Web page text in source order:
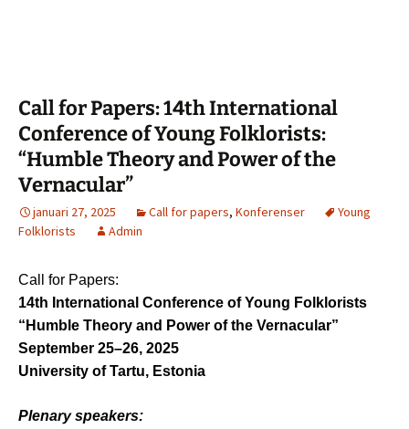
Call for Papers: 14th International
Conference of Young Folklorists:
“Humble Theory and Power of the
Vernacular”
januari 27, 2025 Call for papers, Konferenser
Young
Folklorists
Admin
Call for Papers:
14th International Conference of Young Folklorists
“Humble Theory and Power of the Vernacular”
September 25–26, 2025
University of Tartu, Estonia
Plenary speakers: